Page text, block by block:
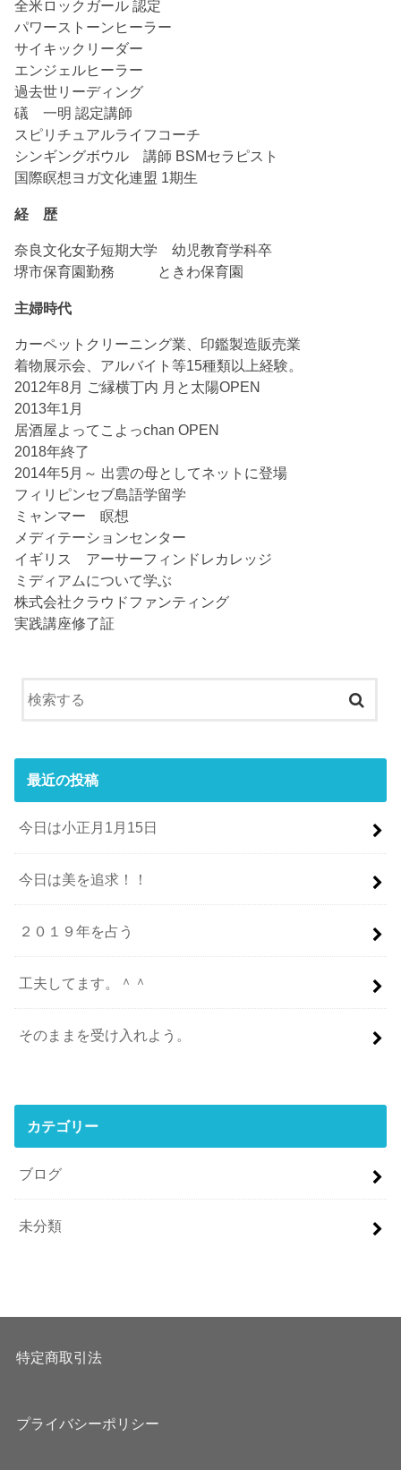
全米ロックガール 認定
パワーストーンヒーラー
サイキックリーダー
エンジェルヒーラー
過去世リーディング
礒 一明 認定講師
スピリチュアルライフコーチ
シンギングボウル 講師 BSMセラピスト
国際瞑想ヨガ文化連盟 1期生
経 歴
奈良文化女子短期大学 幼児教育学科卒
堺市保育園勤務 ときわ保育園
主婦時代
カーペットクリーニング業、印鑑製造販売業
着物展示会、アルバイト等15種類以上経験。
2012年8月 ご縁横丁内 月と太陽OPEN
2013年1月
居酒屋よってこよっchan OPEN
2018年終了
2014年5月～ 出雲の母としてネットに登場
フィリピンセブ島語学留学
ミャンマー 瞑想
メディテーションセンター
イギリス アーサーフィンドレカレッジ
ミディアムについて学ぶ
株式会社クラウドファンティング
実践講座修了証
最近の投稿
今日は小正月1月15日
今日は美を追求！！
２０１９年を占う
工夫してます。＾＾
そのままを受け入れよう。
カテゴリー
ブログ
未分類
特定商取引法
プライバシーポリシー